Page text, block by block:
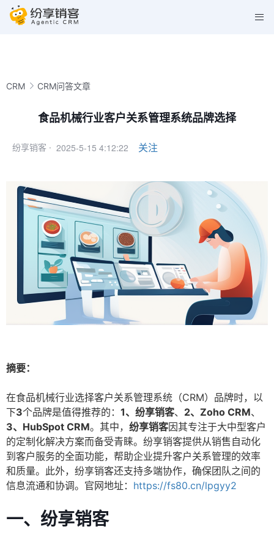
CRM CRM问答文章
食品机械行业客户关系管理系统品牌选择
纷享销客 · 2025-5-15 4:12:22 关注
摘要：
在食品机械行业选择客户关系管理系统（CRM）品牌时，以
下3个品牌是值得推荐的： 1、纷享销客、 2、Zoho CRM、
3、HubSpot CRM。其中， 纷享销客因其专注于大中型客户
的定制化解决方案而备受青睐。纷享销客提供从销售自动化
到客户服务的全面功能，帮助企业提升客户关系管理的效率
和质量。此外，纷享销客还支持多端协作，确保团队之间的
信息流通和协调。官网地址： https://fs80.cn/lpgyy2
一、纷享销客